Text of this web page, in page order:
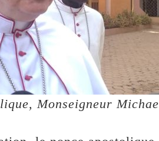
Monseigneur